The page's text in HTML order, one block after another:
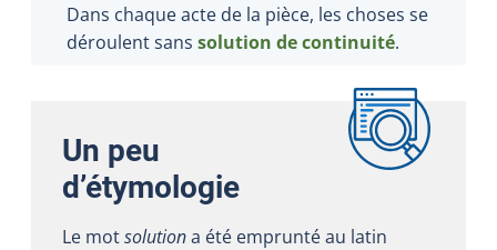
Dans chaque acte de la pièce, les choses se
déroulent sans solution de continuité.
Un peu
d’étymologie
Le motsolutiona été emprunté au latin